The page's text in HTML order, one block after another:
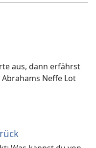
aus, dann erfährst
Neffe Lot